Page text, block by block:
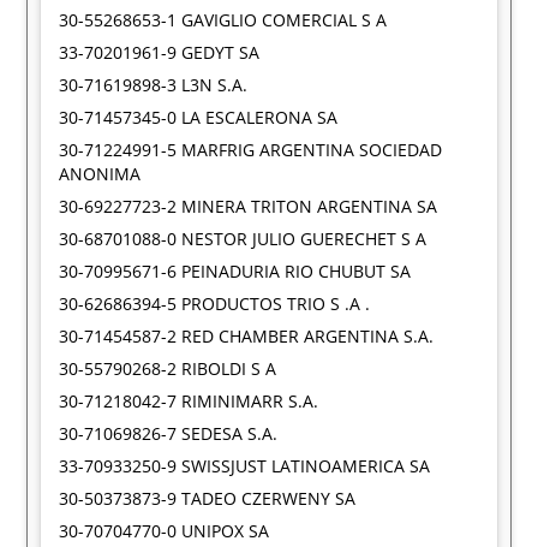
30-55268653-1 GAVIGLIO COMERCIAL S A
33-70201961-9 GEDYT SA
30-71619898-3 L3N S.A.
30-71457345-0 LA ESCALERONA SA
30-71224991-5 MARFRIG ARGENTINA SOCIEDAD
ANONIMA
30-69227723-2 MINERA TRITON ARGENTINA SA
30-68701088-0 NESTOR JULIO GUERECHET S A
30-70995671-6 PEINADURIA RIO CHUBUT SA
30-62686394-5 PRODUCTOS TRIO S .A .
30-71454587-2 RED CHAMBER ARGENTINA S.A.
30-55790268-2 RIBOLDI S A
30-71218042-7 RIMINIMARR S.A.
30-71069826-7 SEDESA S.A.
33-70933250-9 SWISSJUST LATINOAMERICA SA
30-50373873-9 TADEO CZERWENY SA
30-70704770-0 UNIPOX SA